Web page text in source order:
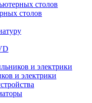
столов
и электрики